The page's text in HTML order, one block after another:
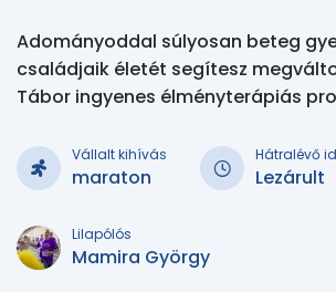
Adományoddal súlyosan beteg
családjaik életét segítesz
Tábor ingyenes élményterápiás
Vállalt kihívás
maraton
Hátralévő
Lezárult
Lilapólós
Mamira György